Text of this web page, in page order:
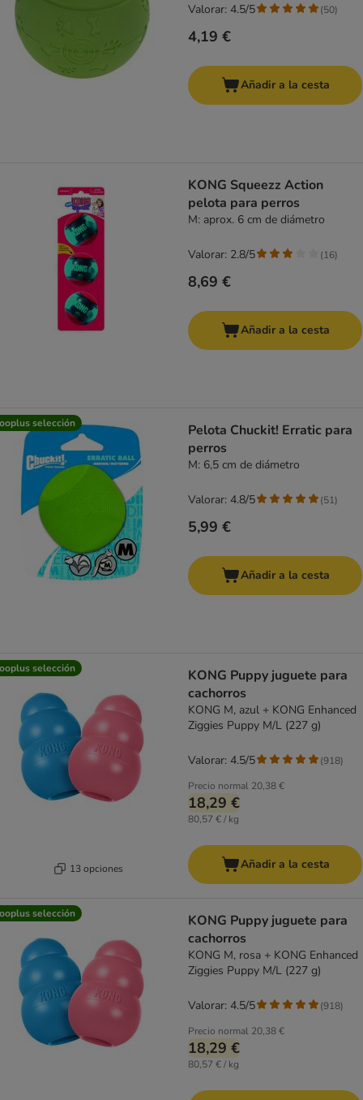
4,19 €
Valorar: 4.5/5 (50)
Añadir a la cesta
KONG Squeezz Action
pelota para perros
M: aprox. 6 cm de diámetro
8,69 €
Valorar: 2.8/5 (16)
Añadir a la cesta
selección
Pelota Chuckit! Erratic para
perros
M: 6,5 cm de diámetro
5,99 €
Valorar: 4.8/5 (51)
Añadir a la cesta
selección
13 opciones
KONG Puppy juguete para
cachorros
KONG M, azul + KONG Enhanced
Ziggies Puppy M/L (227 g)
Precio normal 20,38 €
18,29 €
80,57 € / kg
Valorar: 4.5/5 (918)
Añadir a la cesta
selección
KONG Puppy juguete para
cachorros
KONG M, rosa + KONG Enhanced
Ziggies Puppy M/L (227 g)
Precio normal 20,38 €
18,29 €
80,57 € / kg
Valorar: 4.5/5 (918)